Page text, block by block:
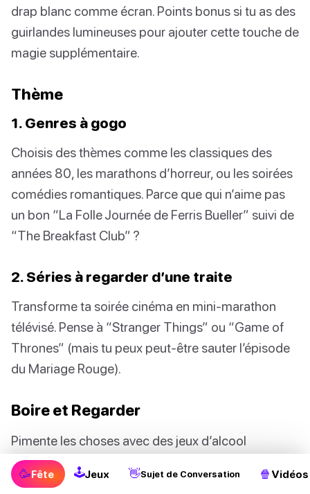
drap blanc comme écran. Points bonus si tu as des
guirlandes lumineuses pour ajouter cette touche de
magie supplémentaire.
Thème
1. Genres à gogo
Choisis des thèmes comme les classiques des
années 80, les marathons d’horreur, ou les soirées
comédies romantiques. Parce que qui n’aime pas
un bon “La Folle Journée de Ferris Bueller” suivi de
“The Breakfast Club” ?
2. Séries à regarder d’une traite
Transforme ta soirée cinéma en mini-marathon
télévisé. Pense à “Stranger Things” ou “Game of
Thrones” (mais tu peux peut-être sauter l’épisode
du Mariage Rouge).
Boire et Regarder
Pimente les choses avec des jeux d’alcool
thématiques. Prends une gorgée chaque fois que
Harry Potter dit “Expelliarmus” ou chaque fois que
🥳Fête 🕹Jeux 👋Sujet de Conversation 🍿 Vidéos